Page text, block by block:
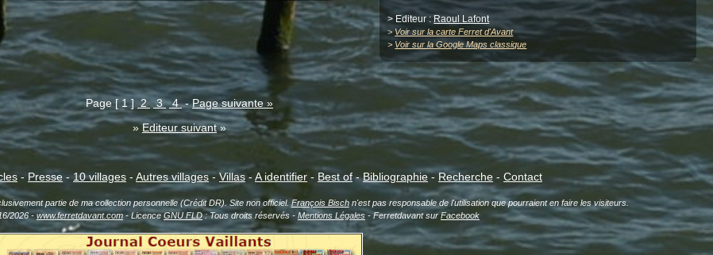
> Editeur :Raoul Lafont
>Voir sur la carte Ferret d'Avant
> Voir sur la Google Maps classique
Page [ 1 ] 2 3 4-Page suivante »
»Editeur suivant»
- Presse -10 villages - Autres villages-Villas - A identifier - Best of-Bibliographie-Recherche - Contact
partie de ma collection personnelle (Crédit DR). Site non officiel.François Bischn'est pas responsable de l'utilisation que pourraient en faire les visiteurs.
2026 -www.ferretdavant.com- LicenceGNU FLD: Tous droits réservés - Mentions Légales - Ferretdavant surFacebook